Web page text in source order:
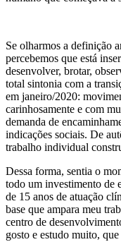
Se olharmos a definição
percebemos que está
desenvolver, brotar,
total sintonia com a
em janeiro/2020:
carinhosamente e com
demanda de
indicações sociais. De
trabalho individual
Dessa forma, sentia o
todo um investimento de
de 15 anos de atuação
base que ampara meu
centro de
gosto e estudo muito,